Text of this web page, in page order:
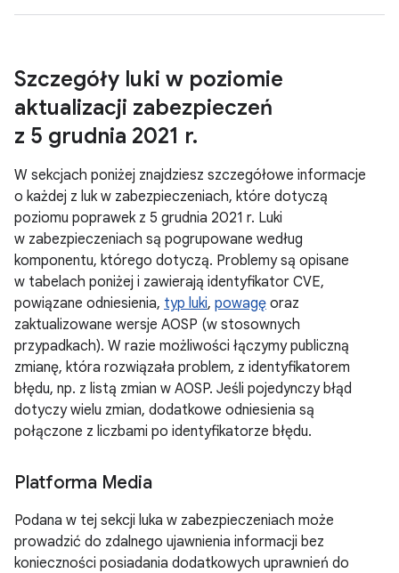
Szczegóły luki w poziomie
aktualizacji zabezpieczeń
z 5 grudnia 2021 r.
W sekcjach poniżej znajdziesz szczegółowe informacje
o każdej z luk w zabezpieczeniach, które dotyczą
poziomu poprawek z 5 grudnia 2021 r. Luki
w zabezpieczeniach są pogrupowane według
komponentu, którego dotyczą. Problemy są opisane
w tabelach poniżej i zawierają identyfikator CVE,
powiązane odniesienia, typ luki, powagę oraz
zaktualizowane wersje AOSP (w stosownych
przypadkach). W razie możliwości łączymy publiczną
zmianę, która rozwiązała problem, z identyfikatorem
błędu, np. z listą zmian w AOSP. Jeśli pojedynczy błąd
dotyczy wielu zmian, dodatkowe odniesienia są
połączone z liczbami po identyfikatorze błędu.
Platforma Media
Podana w tej sekcji luka w zabezpieczeniach może
prowadzić do zdalnego ujawnienia informacji bez
konieczności posiadania dodatkowych uprawnień do